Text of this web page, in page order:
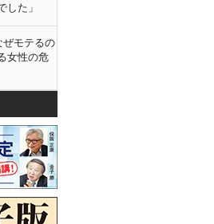
した」
ぜモテるの
女性の危